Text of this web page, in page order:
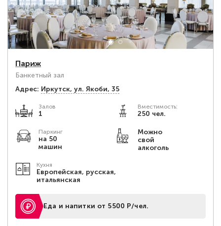
Париж
Банкетный зал
Адрес: Иркутск, ул. Якоби, 35
Залов
1
Вместимость:
250 чел.
Паркинг
на 50
машин
Можно
свой
алкоголь
Кухня
Европейская, русская,
итальянская
Еда и напитки от 5500 Р/чел.